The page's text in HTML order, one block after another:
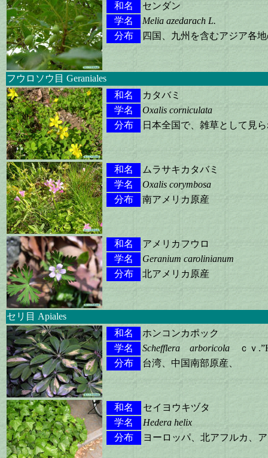
和名
センダン
学名
Melia azedarach L.
分布
四国、九州を含むアジア各
フウロソウ目 Geraniales
和名
カタバミ
学名
Oxalis corniculata
分布
日本全国で、雑草として見
和名
ムラサキカタバミ
学名
Oxalis corymbosa
分布
南アメリカ原産
和名
アメリカフウロ
学名
Geranium carolinianum
分布
北アメリカ原産
セリ目 Apiales
和名
ホンコンカポック
学名
Schefflera arboricola ｃｖ
分布
台湾、中国南部原産、
和名
セイヨウキヅタ
学名
Hedera helix
分布
ヨーロッパ、北アフルカ、